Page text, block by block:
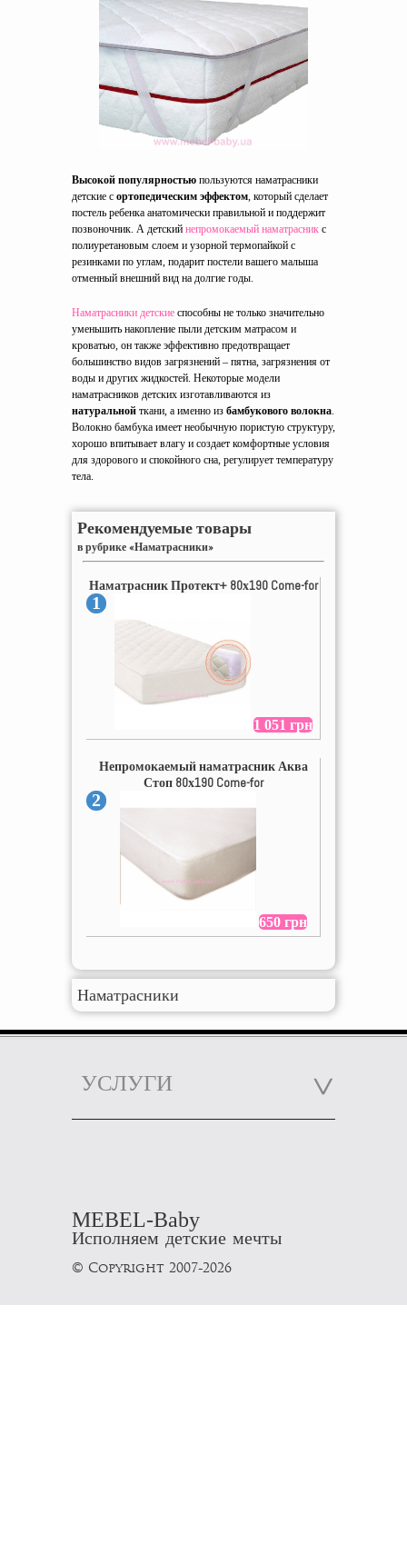
Высокой популярностью пользуются наматрасники
детские с ортопедическим эффектом, который сделает
постель ребенка анатомически правильной и поддержит
позвоночник. А детский непромокаемый наматрасник с
полиуретановым слоем и узорной термопайкой с
резинками по углам, подарит постели вашего малыша
отменный внешний вид на долгие годы.
Наматрасники детские способны не только значительно
уменьшить накопление пыли детским матрасом и
кроватью, он также эффективно предотвращает
большинство видов загрязнений – пятна, загрязнения от
воды и других жидкостей. Некоторые модели
наматрасников детских изготавливаются из
натуральной ткани, а именно из бамбукового волокна.
Волокно бамбука имеет необычную пористую структуру,
хорошо впитывает влагу и создает комфортные условия
для здорового и спокойного сна, регулирует температуру
тела.
Рекомендуемые товары
в рубрике «Наматрасники»
Наматрасник Протект+ 80х190 Come-for
1
1 051 грн
Непромокаемый наматрасник Аква
Стоп 80х190 Come-for
2
650 грн
Наматрасники
УСЛУГИ
MEBEL-Baby
Исполняем детские мечты
© Copyright 2007-2026